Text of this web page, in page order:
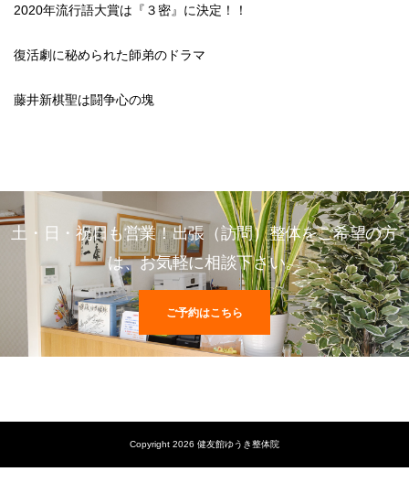
2020年流行語大賞は『３密』に決定！！
復活劇に秘められた師弟のドラマ
藤井新棋聖は闘争心の塊
土・日・祝日も営業！出張（訪問）整体をご希望の方
は、お気軽に相談下さい。
ご予約はこちら
Copyright 2026 健友館ゆうき整体院